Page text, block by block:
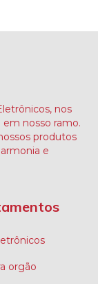
nos
nosso ramo.
produtos
e
orgão